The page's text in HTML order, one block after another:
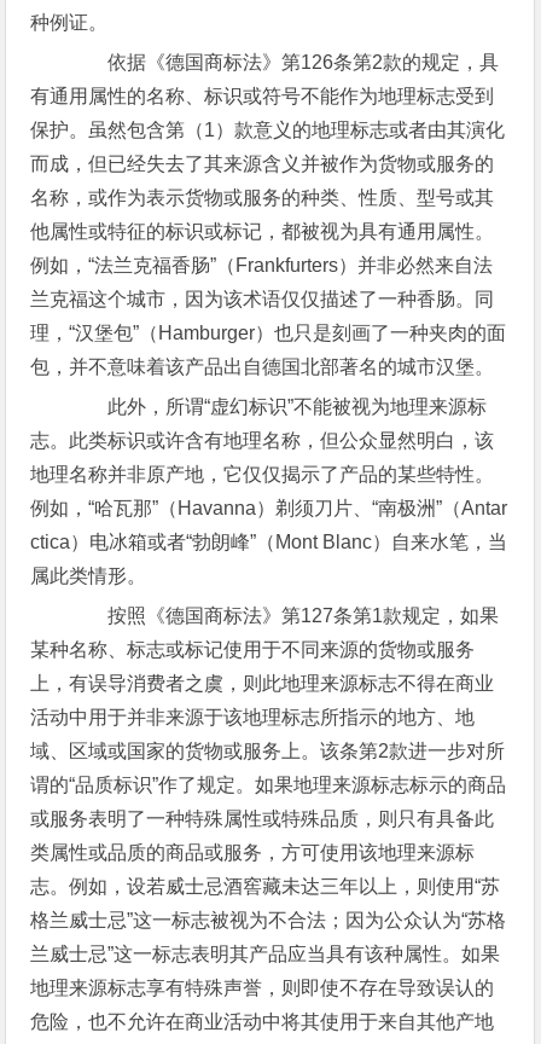
种例证。
依据《德国商标法》第126条第2款的规定，具
有通用属性的名称、标识或符号不能作为地理标志受到
保护。虽然包含第（1）款意义的地理标志或者由其演化
而成，但已经失去了其来源含义并被作为货物或服务的
名称，或作为表示货物或服务的种类、性质、型号或其
他属性或特征的标识或标记，都被视为具有通用属性。
例如，“法兰克福香肠”（Frankfurters）并非必然来自法
兰克福这个城市，因为该术语仅仅描述了一种香肠。同
理，“汉堡包”（Hamburger）也只是刻画了一种夹肉的面
包，并不意味着该产品出自德国北部著名的城市汉堡。
此外，所谓“虚幻标识”不能被视为地理来源标
志。此类标识或许含有地理名称，但公众显然明白，该
地理名称并非原产地，它仅仅揭示了产品的某些特性。
例如，“哈瓦那”（Havanna）剃须刀片、“南极洲”（Antar
ctica）电冰箱或者“勃朗峰”（Mont Blanc）自来水笔，当
属此类情形。
按照《德国商标法》第127条第1款规定，如果
某种名称、标志或标记使用于不同来源的货物或服务
上，有误导消费者之虞，则此地理来源标志不得在商业
活动中用于并非来源于该地理标志所指示的地方、地
域、区域或国家的货物或服务上。该条第2款进一步对所
谓的“品质标识”作了规定。如果地理来源标志标示的商品
或服务表明了一种特殊属性或特殊品质，则只有具备此
类属性或品质的商品或服务，方可使用该地理来源标
志。例如，设若威士忌酒窖藏未达三年以上，则使用“苏
格兰威士忌”这一标志被视为不合法；因为公众认为“苏格
兰威士忌”这一标志表明其产品应当具有该种属性。如果
地理来源标志享有特殊声誉，则即使不存在导致误认的
危险，也不允许在商业活动中将其使用于来自其他产地